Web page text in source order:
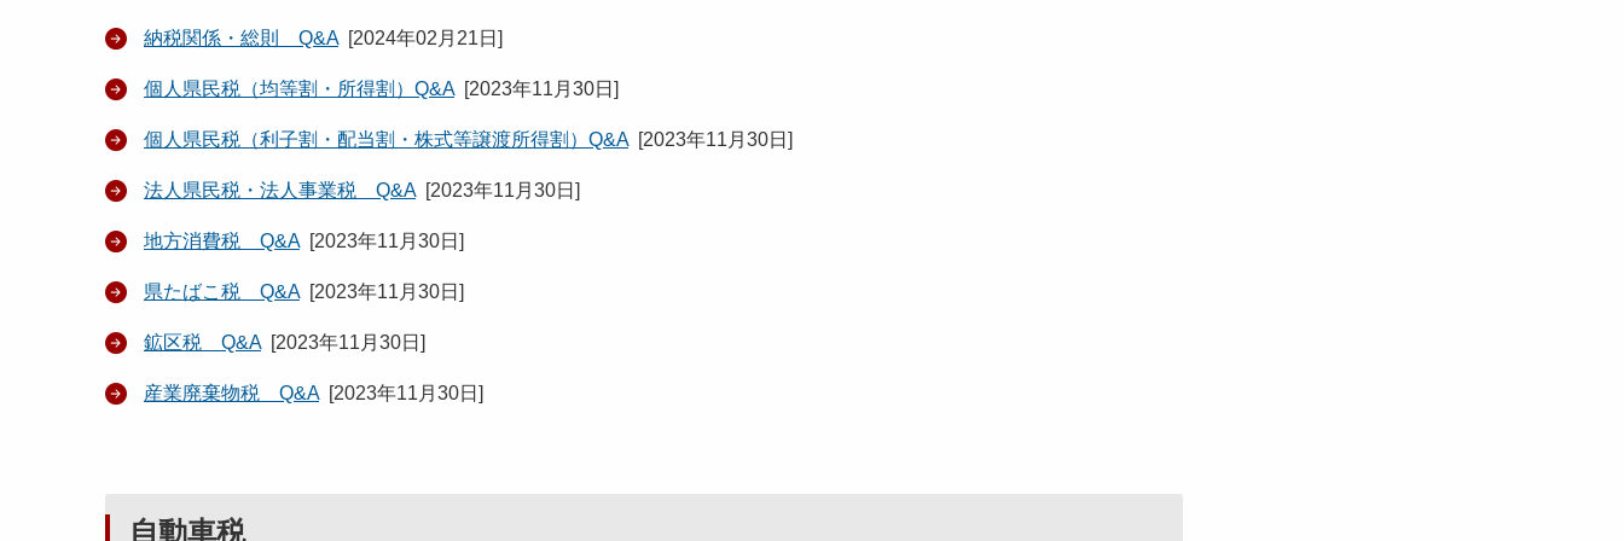
納税関係・総則 Q&A[2024年02月21日 ]
個人県民税（均等割・所得割）Q&A[2023年11月30日 ]
個人県民税（利子割・配当割・株式等譲渡所得割）Q&A[2023年11月30日 ]
法人県民税・法人事業税 Q&A[2023年11月30日 ]
地方消費税 Q&A[2023年11月30日 ]
県たばこ税 Q&A[2023年11月30日 ]
鉱区税 Q&A[2023年11月30日 ]
産業廃棄物税 Q&A[2023年11月30日 ]
自動車税